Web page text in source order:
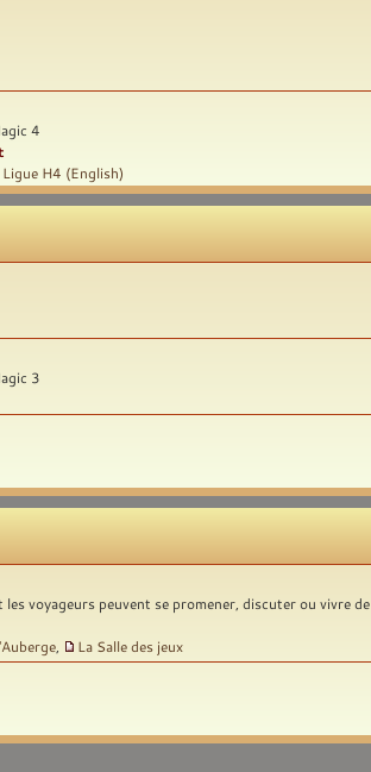
4
Ligue H4 (English)
3
voyageurs peuvent se promener, discuter ou vivre de
La Salle des jeux